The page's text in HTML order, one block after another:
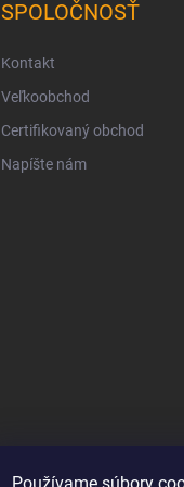
SPOLOČNOSŤ
Kontakt
Veľkoobchod
Certifikovaný obchod
Napíšte nám